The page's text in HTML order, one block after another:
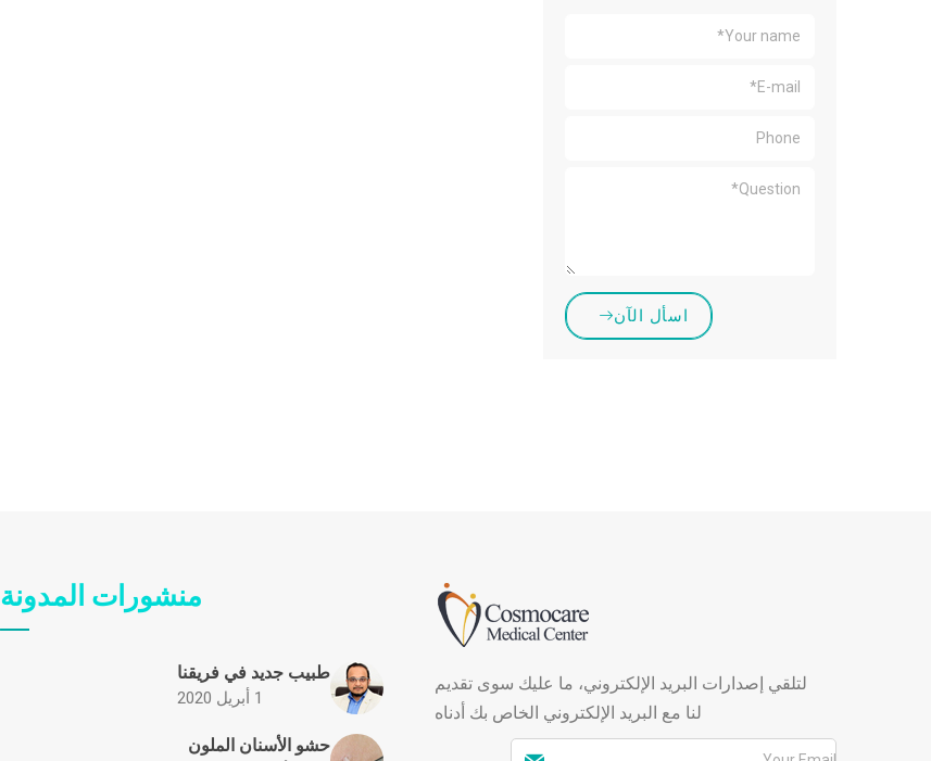
اسأل الآن
لتلقي إصدارات البريد الإلكتروني، ما عليك سوى تقديم
لنا مع البريد الإلكتروني الخاص بك أدناه
منشورات المدونة
طبيب جديد في فريقنا
1 أبريل 2020
حشو الأسنان الملون